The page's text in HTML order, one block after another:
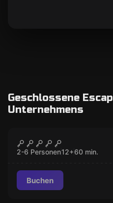
Geschlossene
Unternehmens
Die Bank
2-6 Personen12+60 min.
Buchen